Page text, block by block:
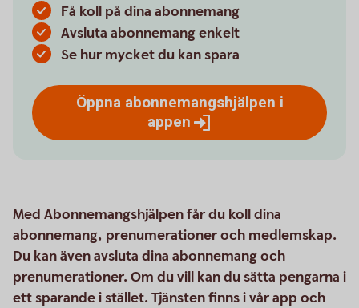
Få koll på dina abonnemang
Avsluta abonnemang enkelt
Se hur mycket du kan spara
Öppna abonnemangshjälpen i
appen
Med Abonnemangshjälpen får du koll dina
abonnemang, prenumerationer och medlemskap.
Du kan även avsluta dina abonnemang och
prenumerationer. Om du vill kan du sätta pengarna i
ett sparande i stället. Tjänsten finns i vår app och